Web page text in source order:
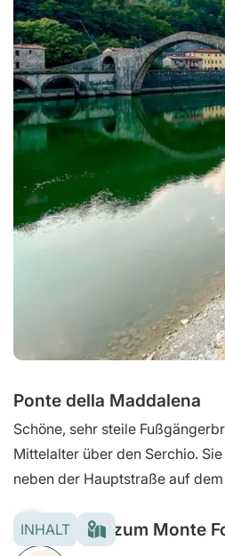
Ponte della Maddalena
Schöne, sehr steile
Mittelalter über den Serchio.
neben der Hauptstraße auf
Wanderung zum Monte
INHALT